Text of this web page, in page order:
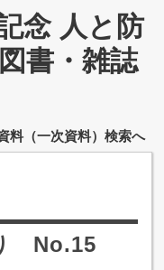
念 人と防
書・雑誌
料（一次資料）検索へ
No.15